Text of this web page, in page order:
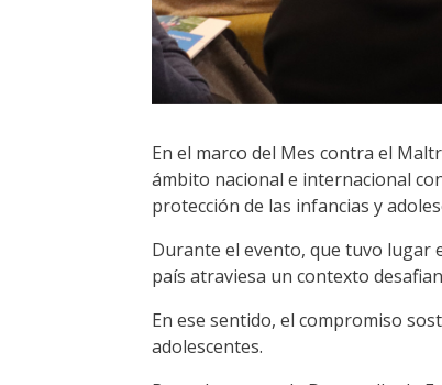
En el marco del Mes contra el
ámbito nacional e internacional
protección de las infancias y
Durante el evento, que tuvo lugar
país atraviesa un contexto
En ese sentido, el compromiso
adolescentes.